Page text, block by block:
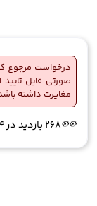
درخواست مرجوع
صورتی قابل
مغایرت داشته🔥2 فروش در هفته گذشته
👀268 بازدید در ۲۴ ساعت گذشته